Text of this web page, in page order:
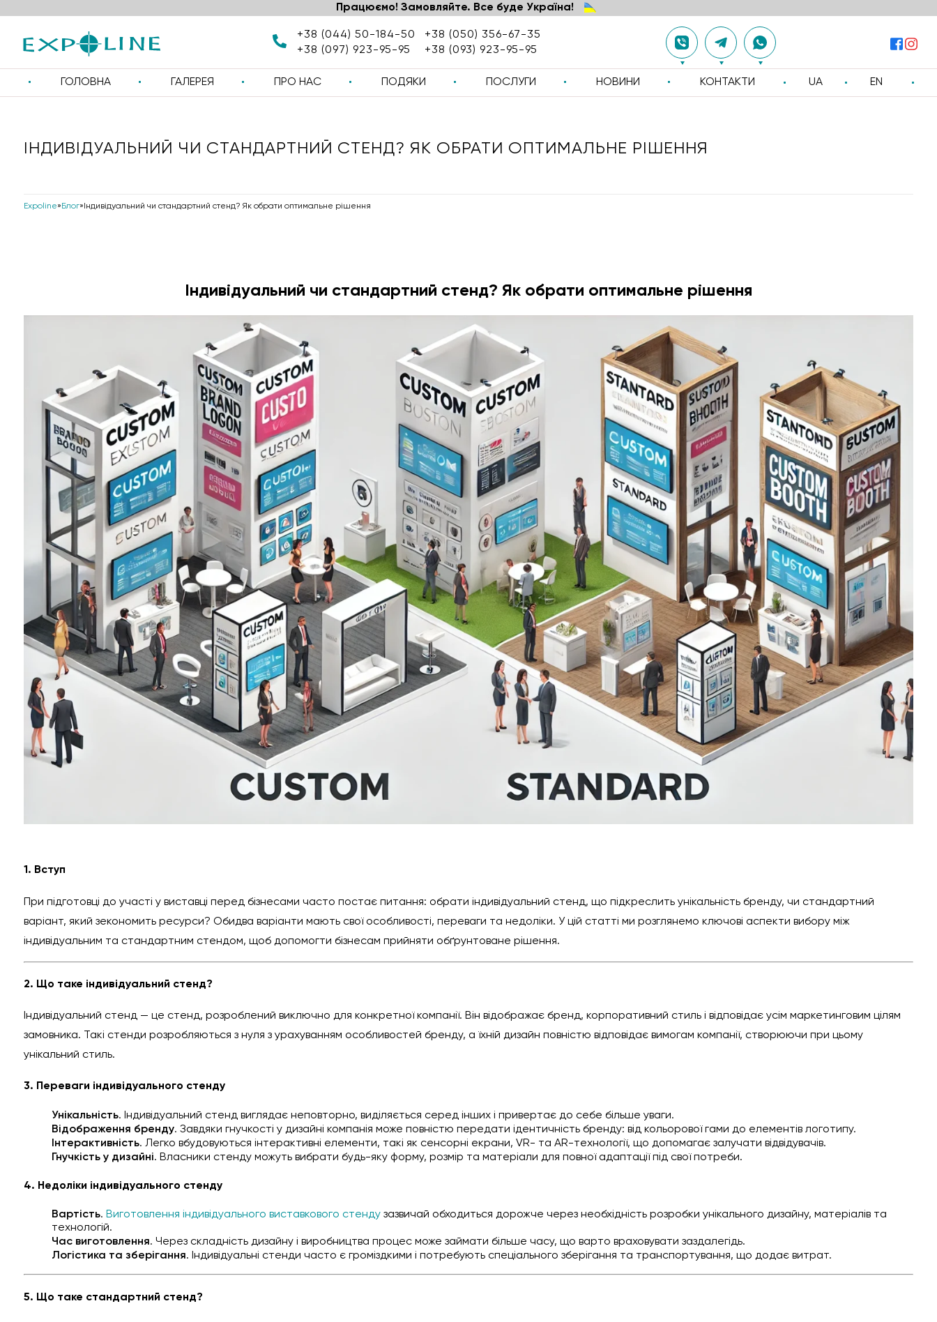
Працюємо! Замовляйте. Все буде Україна!
+38 (044) 50-184-50
+38 (050) 356-67-35
+38 (097) 923-95-95
+38 (093) 923-95-95
ГОЛОВНА ГАЛЕРЕЯ ПРО НАС ПОДЯКИ ПОСЛУГИ НОВИНИ КОНТАКТИ UA EN
ІНДИВІДУАЛЬНИЙ ЧИ СТАНДАРТНИЙ СТЕНД? ЯК ОБРАТИ ОПТИМАЛЬНЕ РІШЕННЯ
Expoline» Блог» Індивідуальний чи стандартний стенд? Як обрати оптимальне рішення
Індивідуальний чи стандартний стенд? Як обрати оптимальне рішення
1. Вступ
При підготовці до участі у виставці перед бізнесами часто постає питання: обрати індивідуальний стенд, що підкреслить унікальність бренду, чи стандартний
варіант, який зекономить ресурси? Обидва варіанти мають свої особливості, переваги та недоліки. У цій статті ми розглянемо ключові аспекти вибору між
індивідуальним та стандартним стендом, щоб допомогти бізнесам прийняти обґрунтоване рішення.
2. Що таке індивідуальний стенд?
Індивідуальний стенд — це стенд, розроблений виключно для конкретної компанії. Він відображає бренд, корпоративний стиль і відповідає усім маркетинговим цілям
замовника. Такі стенди розробляються з нуля з урахуванням особливостей бренду, а їхній дизайн повністю відповідає вимогам компанії, створюючи при цьому
унікальний стиль.
3. Переваги індивідуального стенду
Унікальність. Індивідуальний стенд виглядає неповторно, виділяється серед інших і привертає до себе більше уваги.
Відображення бренду. Завдяки гнучкості у дизайні компанія може повністю передати ідентичність бренду: від кольорової гами до елементів логотипу.
Інтерактивність. Легко вбудовуються інтерактивні елементи, такі як сенсорні екрани, VR- та AR-технології, що допомагає залучати відвідувачів.
Гнучкість у дизайні. Власники стенду можуть вибрати будь-яку форму, розмір та матеріали для повної адаптації під свої потреби.
4. Недоліки індивідуального стенду
Вартість. Виготовлення індивідуального виставкового стендузазвичай обходиться дорожче через необхідність розробки унікального дизайну, матеріалів та
технологій.
Час виготовлення. Через складність дизайну і виробництва процес може займати більше часу, що варто враховувати заздалегідь.
Логістика та зберігання. Індивідуальні стенди часто є громіздкими і потребують спеціального зберігання та транспортування, що додає витрат.
5. Що таке стандартний стенд?